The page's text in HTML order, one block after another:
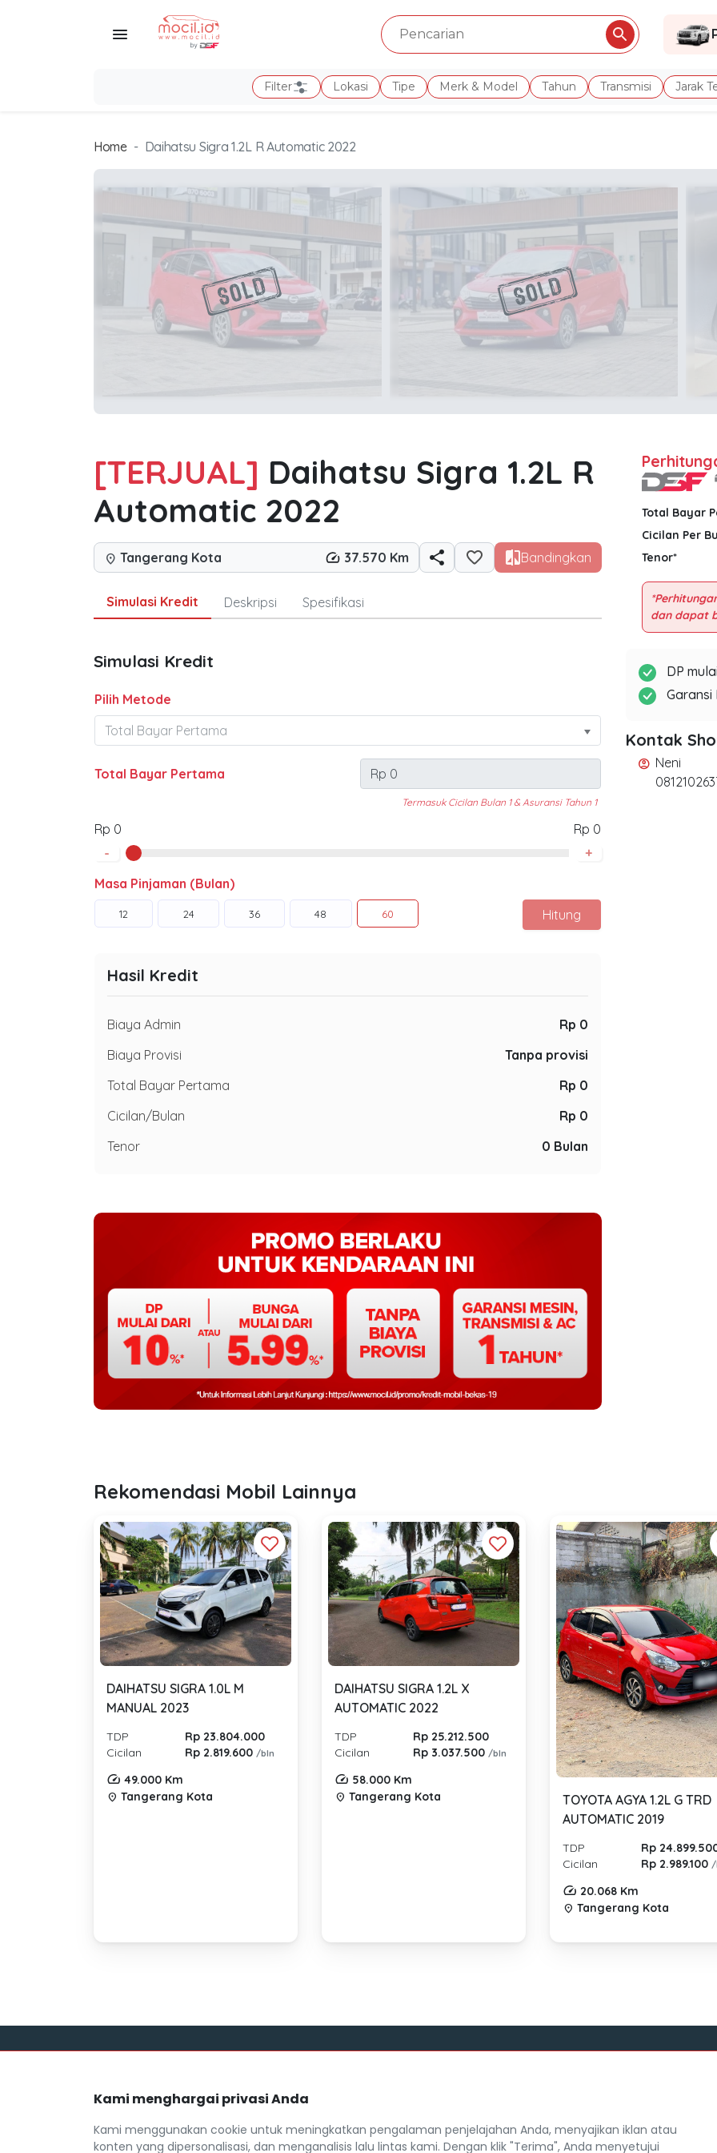
Filter Lokasi Tipe Merk & Model Tahun Transmisi Jarak
Home Daihatsu Sigra 1.2L R Automatic 2022
[TERJUAL] Daihatsu Sigra 1.2L R
Automatic 2022
location_on Tangerang Kota 37.570 Km Bandingkan
Simulasi Kredit Deskripsi Spesifikasi
Simulasi Kredit
Pilih Metode
Total Bayar Pertama
Termasuk Cicilan Bulan 1 & Asuransi Tahun 1
Rp 0
Rp 0
-
+
Masa Pinjaman (Bulan)
12 24 36 48 60 Hitung
Hasil Kredit
Biaya Admin
Rp 0
Biaya Provisi
Tanpa provisi
Total Bayar Pertama
Rp 0
Cicilan/Bulan
Rp 0
Tenor
0 Bulan
Total Bayar
Cicilan Per
Tenor*
DP
Garansi
Kontak
account_circle Neni
Rekomendasi Mobil Lainnya
DAIHATSU SIGRA 1.0L M
MANUAL 2023
TDP
Rp 23.804.000
Cicilan
Rp 2.819.600 /bln
49.000 Km
location_on Tangerang Kota
DAIHATSU SIGRA 1.2L X
AUTOMATIC 2022
TDP
Rp 25.212.500
Cicilan
Rp 3.037.500 /bln
58.000 Km
location_on Tangerang Kota
TOYOTA AGYA 1.2L G TRD
AUTOMATIC 2019
TDP
Rp
Cicilan
Rp 2.989.100/
20.068 Km
location_on Tangerang Kota
FAQ
Hak Cipta
Mocil.id by DSF dikembangkan sebagai
selama ini kesulitan dalam mencari
Kami menghargai privasi Anda
Kami menggunakan cookie untuk meningkatkan pengalaman penjelajahan Anda, menyajikan iklan atau
konten yang dipersonalisasi, dan menganalisis lalu lintas kami. Dengan klik "Terima", Anda menyetujui